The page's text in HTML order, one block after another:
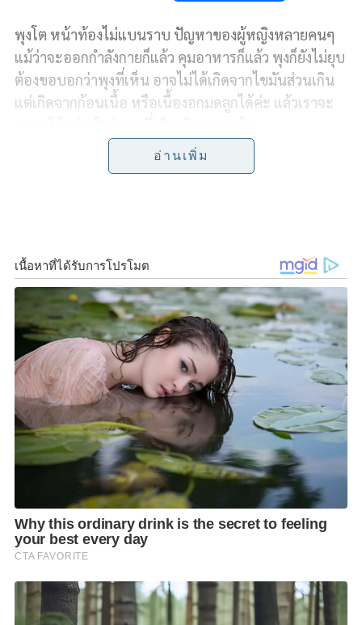
c
e
b
n
e
i
t
t
e
r
p
y
L
i
n
a
r
e
พุงโต หน้าท้องไม่แบนราบ ปัญหาของผู้หญิงหลายคนๆ
แม้ว่าจะออกกำลังกายก็แล้ว คุมอาหารก็แล้ว พุงก็ยังไม่ยุบ
ต้องขอบอกว่าพุงที่เห็น อาจไม่ได้เกิดจากไขมันส่วนเกิน
แต่เกิดจากก้อนเนื้อ หรือเนื้องอกมดลูกได้ค่ะ แล้วเราจะ
พญ. น้ำทิพย์ พันธ์ทิพทวีสูตินรีแพทย์ และ แพทย์
วิธีสังเกตเบื้องต้น ให้นอนราบ แล้วสังเกตว่ามีพุงป่องขึ้น
มาหรือเปล่า เมื่อใช้มือกดคลำบริเวณหน้าท้องว่ามีก้อน
หรือไม่ รวมถึงมีอาการอื่นๆ ผิดปกติร่วมด้วย ได้แก่ ท้อง
อืด แน่นท้อง ปวดท้องประจำเดือนมากขึ้น ประจำเดือน
มาผิดปกติ โดยก้อนในช่องท้องที่พบบ่อย ได้แก่ เนื้องอก
ในมดลูก ซีสต์ในรังไข่ โดยเฉพาะสตรีวัยเจริญพันธุ์ หรือ
25 – 40 ปีค่ะ
อาการเมื่อมีเนื้องอกในมดลูก
อาจไม่มีอาการหรือมีอาการเกิดขึ้นได้ เช่น ปวดท้อง
ประจำเดือนมากกว่าปกติ ประจำเดือนมามากผิดปกติ ถ้า
ก้อนมีขนาดใหญ่ อาจมีการคลำพบได้ที่หน้าท้อง ถ้าขนาด
โตจนเบียดกระเพาะปัสสาวะ อาจมีอาการปัสสาวะบ่อย
ลำบาก
อ่านเพิ่ม